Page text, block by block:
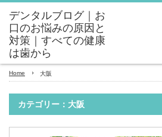
Home 大阪
カテゴリー：大阪